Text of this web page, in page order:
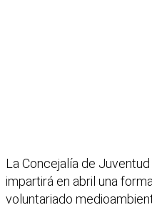
La Concejalía de
impartirá en abril una
voluntariado